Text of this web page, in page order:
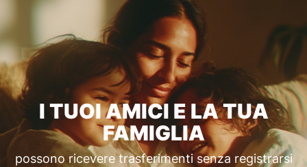
I TUOI AMICI E LA TUA
FAMIGLIA
possono ricevere trasferimenti senza registrarsi